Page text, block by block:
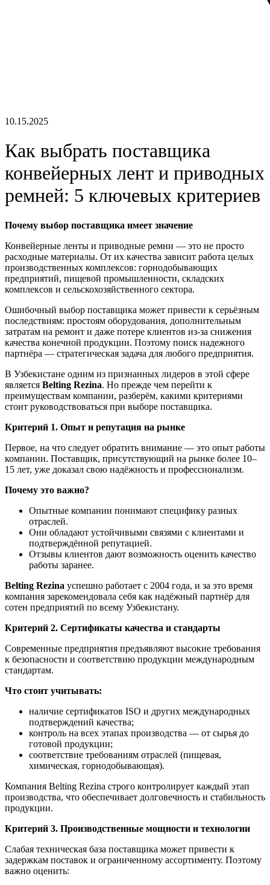
10.15.2025
Как выбрать поставщика
конвейерных лент и приводных
ремней: 5 ключевых критериев
Почему выбор поставщика имеет значение
Конвейерные ленты и приводные ремни — это не просто
расходные материалы. От их качества зависит работа целых
производственных комплексов: горнодобывающих
предприятий, пищевой промышленности, складских
комплексов и сельскохозяйственного сектора.
Ошибочный выбор поставщика может привести к серьёзным
последствиям: простоям оборудования, дополнительным
затратам на ремонт и даже потере клиентов из-за снижения
качества конечной продукции. Поэтому поиск надежного
партнёра — стратегическая задача для любого предприятия.
В Узбекистане одним из признанных лидеров в этой сфере
является Belting Rezina. Но прежде чем перейти к
преимуществам компании, разберём, какими критериями
стоит руководствоваться при выборе поставщика.
Критерий 1. Опыт и репутация на рынке
Первое, на что следует обратить внимание — это опыт работы
компании. Поставщик, присутствующий на рынке более 10–
15 лет, уже доказал свою надёжность и профессионализм.
Почему это важно?
Опытные компании понимают специфику разных
отраслей.
Они обладают устойчивыми связями с клиентами и
подтверждённой репутацией.
Отзывы клиентов дают возможность оценить качество
работы заранее.
Belting Rezina успешно работает с 2004 года, и за это время
компания зарекомендовала себя как надёжный партнёр для
сотен предприятий по всему Узбекистану.
Критерий 2. Сертификаты качества и стандарты
Современные предприятия предъявляют высокие требования
к безопасности и соответствию продукции международным
стандартам.
Что стоит учитывать:
наличие сертификатов ISO и других международных
подтверждений качества;
контроль на всех этапах производства — от сырья до
готовой продукции;
соответствие требованиям отраслей (пищевая,
химическая, горнодобывающая).
Компания Belting Rezina строго контролирует каждый этап
производства, что обеспечивает долговечность и стабильность
продукции.
Критерий 3. Производственные мощности и технологии
Слабая техническая база поставщика может привести к
задержкам поставок и ограниченному ассортименту. Поэтому
важно оценить: